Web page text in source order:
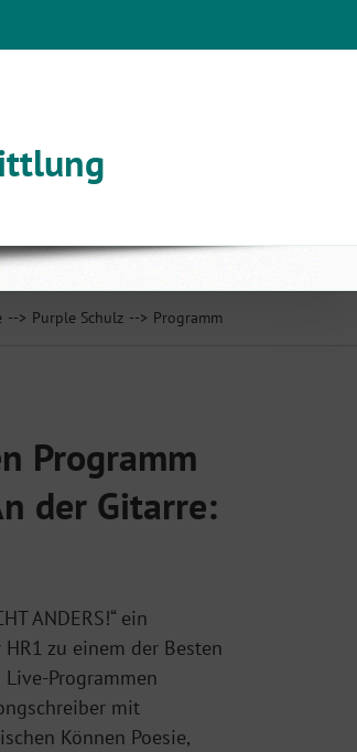
Purple Schulz Programm
Programm
der Gitarre:
ANDERS!“ ein
zu einem der Besten
Programmen
mit
Können Poesie,